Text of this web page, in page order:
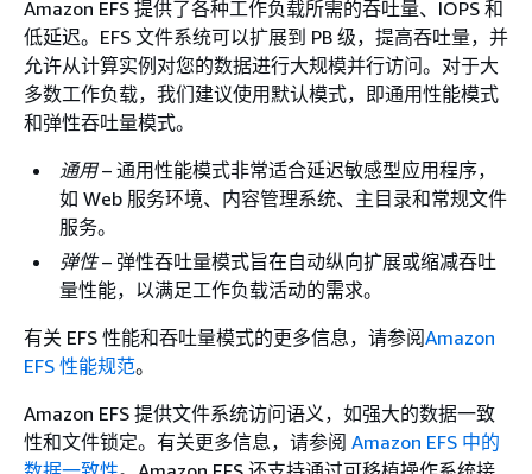
Amazon EFS 提供了各种工作负载所需的吞吐量、IOPS 和
低延迟。EFS 文件系统可以扩展到 PB 级，提高吞吐量，并
允许从计算实例对您的数据进行大规模并行访问。对于大
多数工作负载，我们建议使用默认模式，即通用性能模式
和弹性吞吐量模式。
通用– 通用性能模式非常适合延迟敏感型应用程序，
如 Web 服务环境、内容管理系统、主目录和常规文件
服务。
弹性– 弹性吞吐量模式旨在自动纵向扩展或缩减吞吐
量性能，以满足工作负载活动的需求。
有关 EFS 性能和吞吐量模式的更多信息，请参阅Amazon
EFS 性能规范。
Amazon EFS 提供文件系统访问语义，如强大的数据一致
性和文件锁定。有关更多信息，请参阅 Amazon EFS 中的